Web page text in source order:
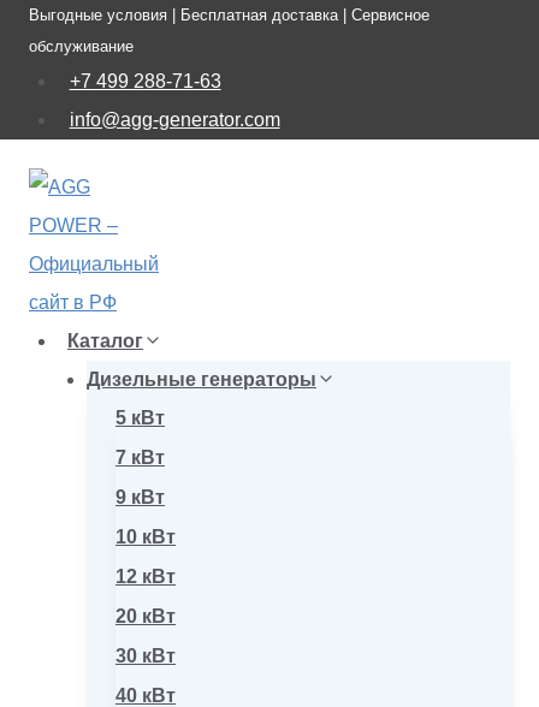
Перейти
содержимому
Выгодные условия | Бесплатная доставка | Сервисное
обслуживание
+7 499 288-71-63
info@agg-generator.com
Каталог
Дизельные генераторы
5 кВт
7 кВт
9 кВт
10 кВт
12 кВт
20 кВт
30 кВт
40 кВт